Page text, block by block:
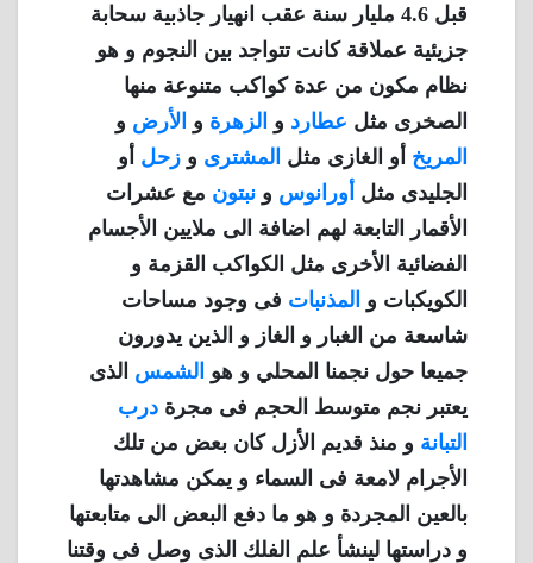
قبل 4.6 مليار سنة عقب انهيار جاذبية سحابة
جزيئية عملاقة كانت تتواجد بين النجوم و هو
نظام مكون من عدة كواكب متنوعة منها
الصخرى مثل عطارد و الزهرة و الأرض و
المريخ أو الغازى مثل المشترى و زحل أو
الجليدى مثل أورانوس و نبتون مع عشرات
الأقمار التابعة لهم اضافة الى ملايين الأجسام
الفضائية الأخرى مثل الكواكب القزمة و
الكويكبات و المذنبات فى وجود مساحات
شاسعة من الغبار و الغاز و الذين يدورون
جميعا حول نجمنا المحلي و هو الشمس الذى
يعتبر نجم متوسط الحجم فى مجرة درب
التبانة و منذ قديم الأزل كان بعض من تلك
الأجرام لامعة فى السماء و يمكن مشاهدتها
بالعين المجردة و هو ما دفع البعض الى متابعتها
و دراستها لينشأ علم الفلك الذى وصل فى وقتنا